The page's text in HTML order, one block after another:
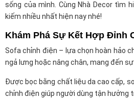
sống của mình. Cùng Nhà Decor tìm
kiếm nhiều nhất hiện nay nhé!
Khám Phá Sự Kết Hợp Đỉnh
Sofa chỉnh điện – lựa chọn hoàn hảo
ngả lưng hoặc nâng chân, mang đến
Được bọc bằng chất liệu da cao cấp,
chỉnh điện giúp người dùng tận hưởng